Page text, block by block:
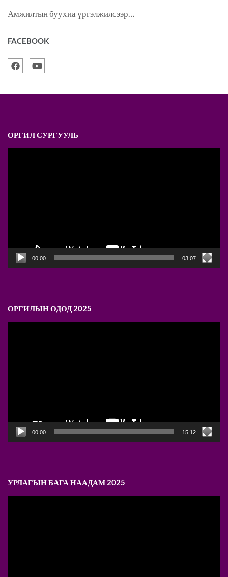
Амжилтын буухиа үргэлжилсээр…
FACEBOOK
ОРГИЛ СУРГУУЛЬ
00:00 03:07
ОРГИЛЫН ОДОД 2025
00:00 15:12
УРЛАГЫН БАГА НААДАМ 2025